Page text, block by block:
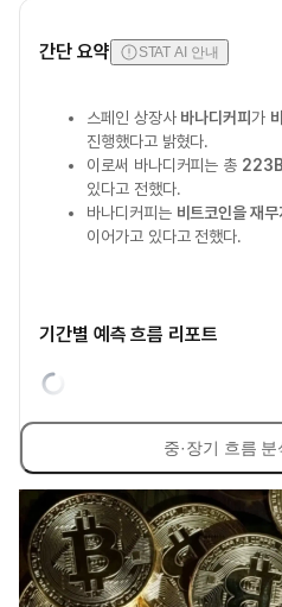
간단 요약 STAT AI 안내
스페인 상장사 바나디커피가
진행했다고 밝혔다.
이로써 바나디커피는 총
있다고 전했다.
바나디커피는 비트코인을 재
이어가고 있다고 전했다.
기간별 예측 흐름 리포트
중·장기 흐름